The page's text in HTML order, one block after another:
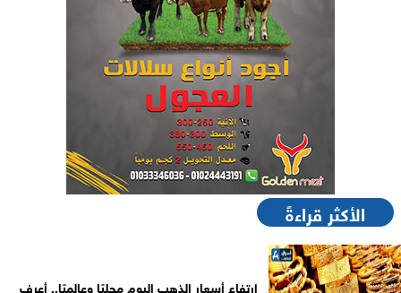
الأكثر قراءةً
ارتفاع أسعار الذهب اليوم محليًا وعالميًا.. أعرف